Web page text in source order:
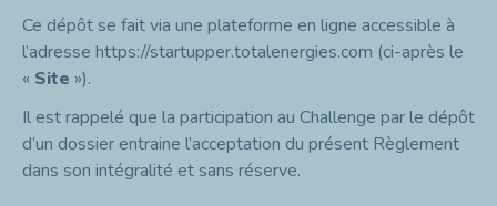
Ce dépôt se fait via une plateforme en ligne accessible à
l’adresse https://startupper.totalenergies.com (ci-après le
« Site »).
Il est rappelé que la participation au Challenge par le dépôt
d’un dossier entraine l’acceptation du présent Règlement
dans son intégralité et sans réserve.